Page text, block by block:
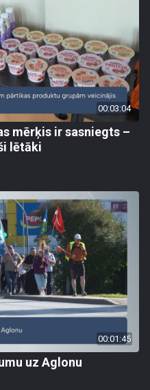
00:03:04
mērķis ir sasniegts –
lētāki
00:01:45
uz Aglonu